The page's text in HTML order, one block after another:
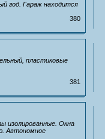
год. Гараж находится
380
пластиковые
381
изолированные. Окна
Автономное